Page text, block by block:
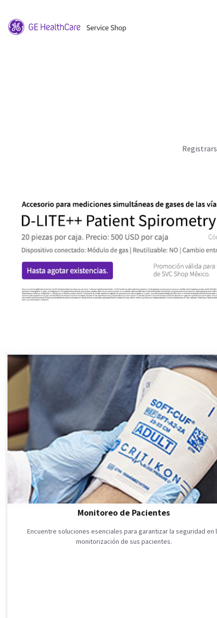
Monitoreo de Pacientes
Encuentre soluciones esenciales para garantizar la seguridad en
monitorización de sus pacientes.